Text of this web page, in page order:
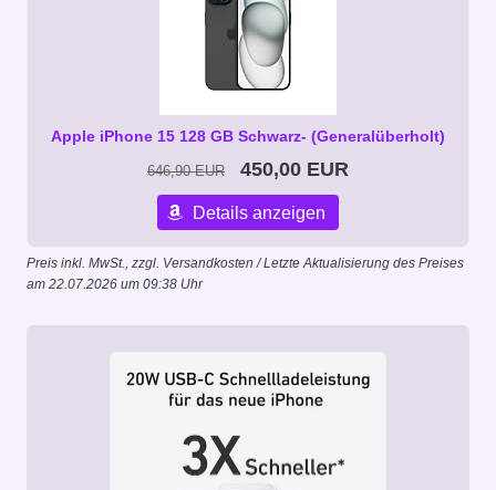
Apple iPhone 15 128 GB Schwarz- (Generalüberholt)
646,90 EUR 450,00 EUR
Details anzeigen
Preis inkl. MwSt., zzgl. Versandkosten / Letzte Aktualisierung des Preises
am 22.07.2026 um 09:38 Uhr